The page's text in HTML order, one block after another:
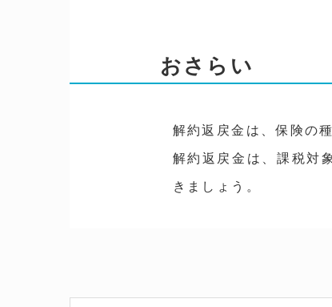
おさらい
解約返戻金は、保険の
解約返戻金は、課税対
きましょう。